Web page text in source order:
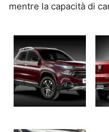
mentre la capacità di